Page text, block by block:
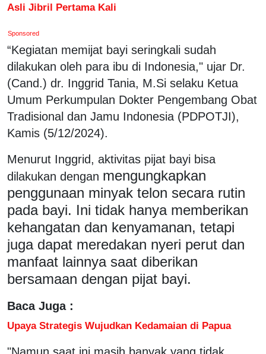
Asli Jibril Pertama Kali
Sponsored
“Kegiatan memijat bayi seringkali sudah
dilakukan oleh para ibu di Indonesia," ujar Dr.
(Cand.) dr. Inggrid Tania, M.Si selaku Ketua
Umum Perkumpulan Dokter Pengembang Obat
Tradisional dan Jamu Indonesia (PDPOTJI),
Kamis (5/12/2024).
Menurut Inggrid, aktivitas pijat bayi bisa
dilakukan dengan mengungkapkan
penggunaan minyak telon secara rutin
pada bayi. Ini tidak hanya memberikan
kehangatan dan kenyamanan, tetapi
juga dapat meredakan nyeri perut dan
manfaat lainnya saat diberikan
bersamaan dengan pijat bayi.
Baca Juga :
Upaya Strategis Wujudkan Kedamaian di Papua